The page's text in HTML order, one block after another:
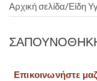
Αρχική σελίδα Είδη
ΣΑΠΟΥΝΟΘΉΚΗ
Επικοινωνήστε